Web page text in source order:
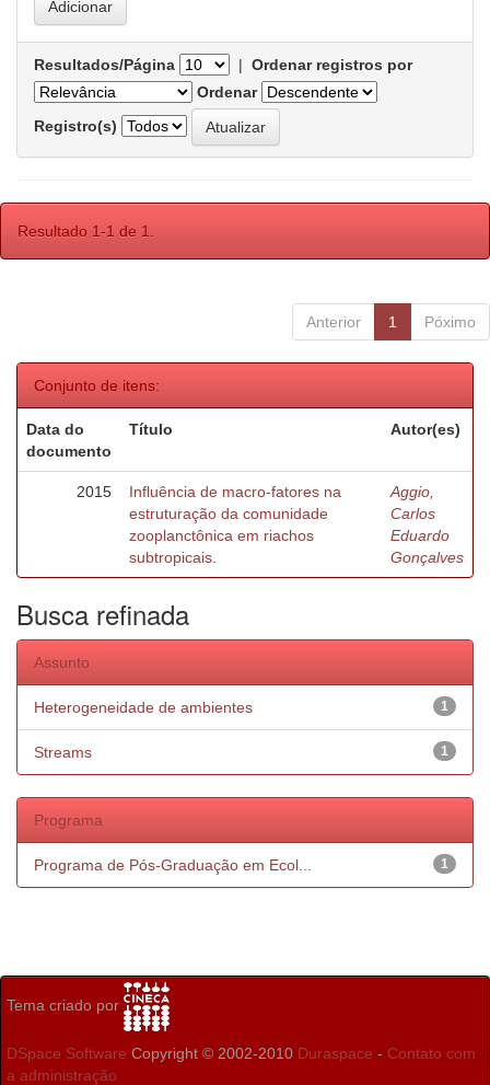
Resultados/Página | Ordenar registros por
Ordenar
Registro(s)
Resultado 1-1 de 1.
Anterior 1 Póximo
Conjunto de itens:
Data do
documento
Título Autor(es)
2015
Influência de macro-fatores na
estruturação da comunidade
zooplanctônica em riachos
subtropicais.
Aggio,
Carlos
Eduardo
Gonçalves
Busca refinada
Assunto
1
Heterogeneidade de ambientes
1
Streams
Programa
1
Programa de Pós-Graduação em Ecol...
Tema criado por
DSpace Software Copyright © 2002-2010 Duraspace - Contato com
a administração